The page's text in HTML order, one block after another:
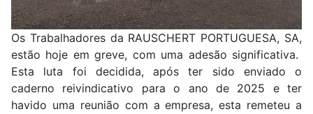
Os Trabalhadores da RAUSCHERT PORTUGUESA, SA,
estão hoje em greve, com uma adesão significativa.
Esta luta foi decidida, após ter sido enviado o
caderno reivindicativo para o ano de 2025 e ter
havido uma reunião com a empresa, esta remeteu a